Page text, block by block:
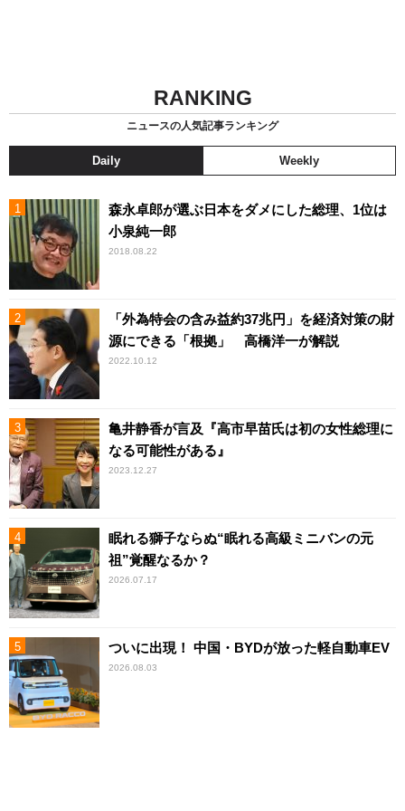
RANKING
ニュースの人気記事ランキング
Daily Weekly
森永卓郎が選ぶ日本をダメにした総理、1位は
小泉純一郎
2018.08.22
「外為特会の含み益約37兆円」を経済対策の財
源にできる「根拠」 高橋洋一が解説
2022.10.12
亀井静香が言及『高市早苗氏は初の女性総理に
なる可能性がある』
2023.12.27
眠れる獅子ならぬ“眠れる高級ミニバンの元
祖”覚醒なるか？
2026.07.17
ついに出現！ 中国・BYDが放った軽自動車EV
2026.08.03